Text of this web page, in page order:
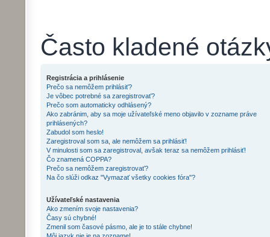
Často kladené
Registrácia a prihlásenie
Prečo sa nemôžem prihlásiť?
Je vôbec potrebné sa zaregistrovať?
Prečo som automaticky odhlásený?
Ako zabránim, aby sa moje užívateľské meno objavilo v zozname práve
prihlásených?
Zabudol som heslo!
Zaregistroval som sa, ale nemôžem sa prihlásiť!
V minulosti som sa zaregistroval, avšak teraz sa nemôžem prihlásiť!
Čo znamená COPPA?
Prečo sa nemôžem zaregistrovať?
Na čo slúži odkaz "Vymazať všetky cookies fóra"?
Užívateľské nastavenia
Ako zmením svoje nastavenia?
Časy sú chybné!
Zmenil som časové pásmo, ale je to stále chybne!
Môj jazyk nie je na zozname!